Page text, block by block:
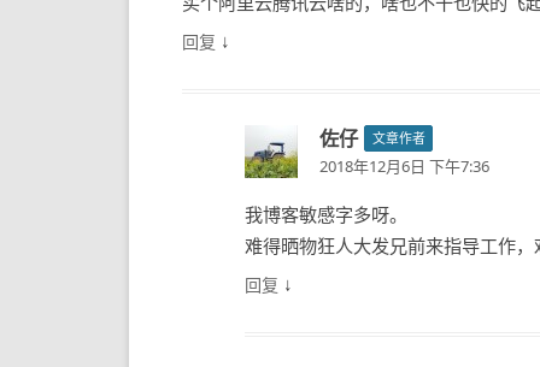
回复 ↓
佐仔 文章作者
2018年12月6日 下午7:36
我博客敏感字多呀。
难得晒物狂人大发兄前来指导工作，
回复 ↓